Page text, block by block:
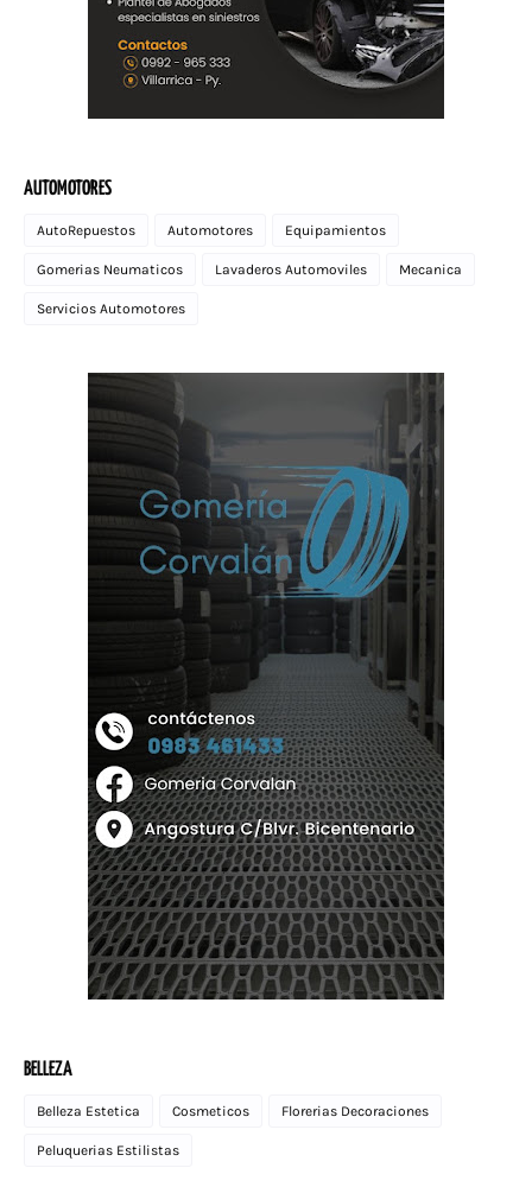
AUTOMOTORES
AutoRepuestos Automotores Equipamientos
Gomerias Neumaticos Lavaderos Automoviles Mecanica
Servicios Automotores
BELLEZA
Belleza Estetica Cosmeticos Florerias Decoraciones
Peluquerias Estilistas